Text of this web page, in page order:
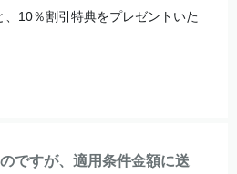
10％割引特典をプレゼントいた
ですが、適用条件金額に送